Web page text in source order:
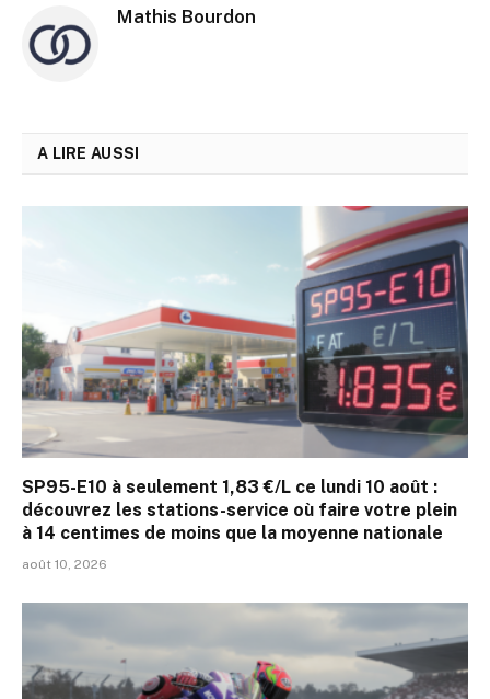
Mathis Bourdon
A LIRE AUSSI
SP95-E10 à seulement 1,83 €/L ce lundi 10 août :
découvrez les stations-service où faire votre plein
à 14 centimes de moins que la moyenne nationale
août 10, 2026